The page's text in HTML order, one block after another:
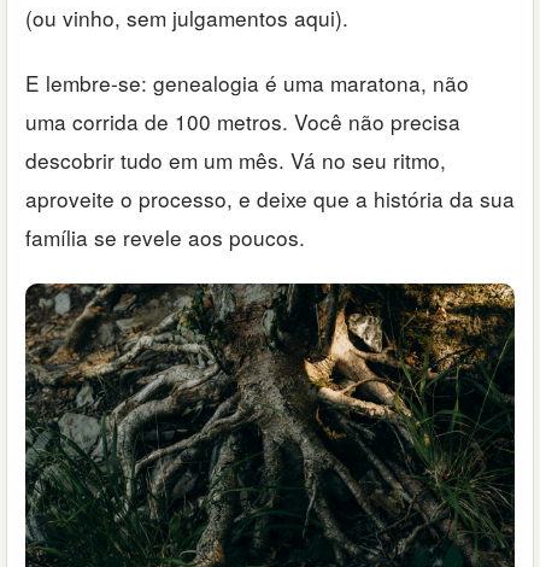
(ou vinho, sem julgamentos aqui).
E lembre-se: genealogia é uma maratona, não
uma corrida de 100 metros. Você não precisa
descobrir tudo em um mês. Vá no seu ritmo,
aproveite o processo, e deixe que a história da sua
família se revele aos poucos.